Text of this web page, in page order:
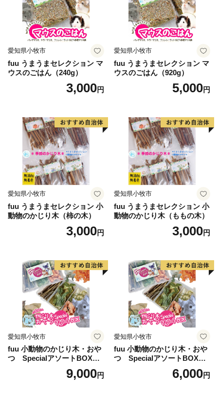
愛知県小牧市
fuu うまうまセレクション マ
ウスのごはん（240g）
3,000円
愛知県小牧市
fuu うまうまセレクション マ
ウスのごはん（920g）
5,000円
愛知県小牧市
fuu うまうまセレクション 小
動物のかじり木（柿の木）
3,000円
愛知県小牧市
fuu うまうまセレクション 小
動物のかじり木（ももの木）
3,000円
愛知県小牧市
fuu 小動物のかじり木・おや
つ SpecialアソートBOX（2
9,000円
愛知県小牧市
fuu 小動物のかじり木・おや
つ SpecialアソートBOX（1
6,000円